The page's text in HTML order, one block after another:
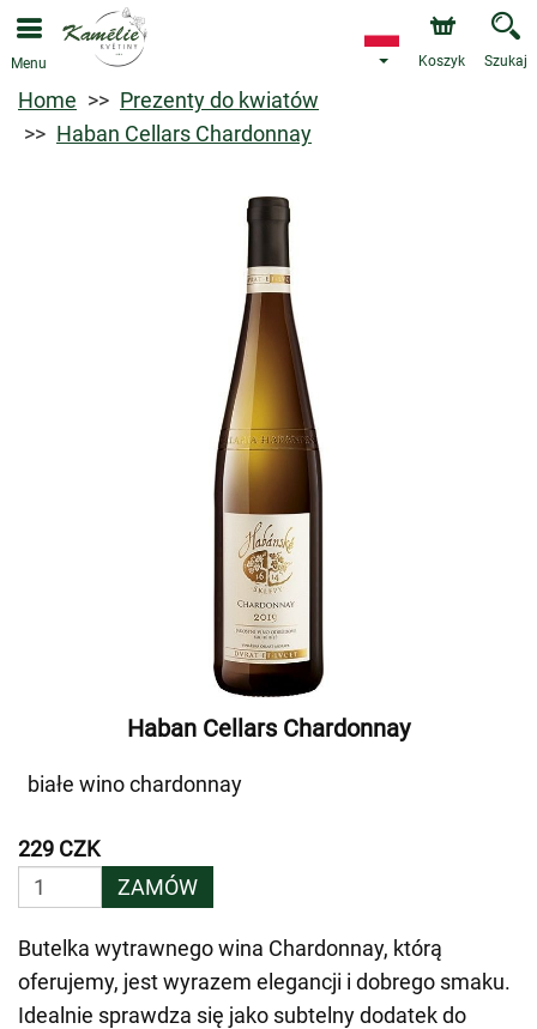
Menu Koszyk Szukaj
Home
Prezenty do kwiatów
Haban Cellars Chardonnay
Haban Cellars Chardonnay
białe wino chardonnay
229 CZK
ZAMÓW
Butelka wytrawnego wina Chardonnay, którą
oferujemy, jest wyrazem elegancji i dobrego smaku.
Idealnie sprawdza się jako subtelny dodatek do